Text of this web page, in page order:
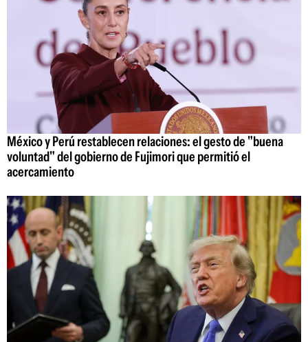
México y Perú restablecen relaciones: el gesto de "buena
voluntad" del gobierno de Fujimori que permitió el
acercamiento